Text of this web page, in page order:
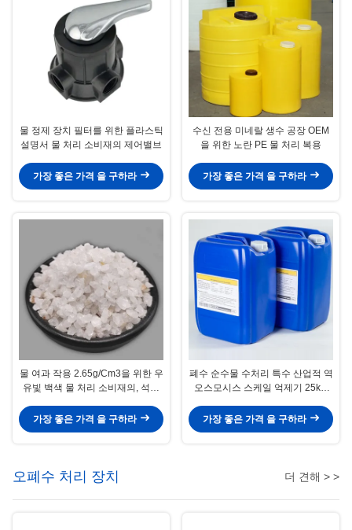
물 정제 장치 필터를 위한 플라스틱
설명서 물 처리 소비재의 제어밸브
가장 좋은 가격 을 구하라
수신 전용 미네랄 생수 공장 OEM
을 위한 노란 PE 물 처리 복용
가장 좋은 가격 을 구하라
물 여과 작용 2.65g/Cm3을 위한 우
유빛 백색 물 처리 소비재의, 석영
가장 좋은 가격 을 구하라
폐수 순수물 수처리 특수 산업적 역
오스모시스 스케일 억제기 25kg/
가장 좋은 가격 을 구하라
오폐수 처리 장치 더 견해 > >